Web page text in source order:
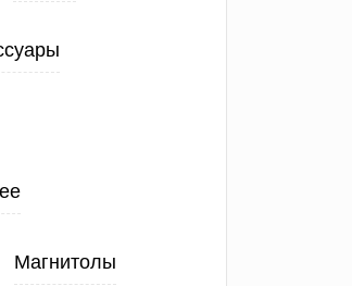
Магнитолы